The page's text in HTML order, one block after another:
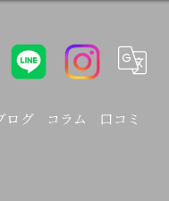
ログ コラム 口コミ